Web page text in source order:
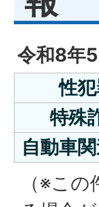
令和8年
性
特殊
自動車
（※こ